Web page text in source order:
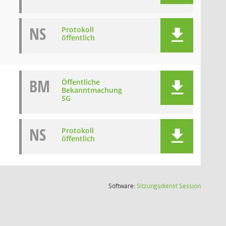
NS
Protokoll
öffentlich
BM
Öffentliche
Bekanntmachung
SG
NS
Protokoll
öffentlich
Software:SitzungsdienstSession(Wird in